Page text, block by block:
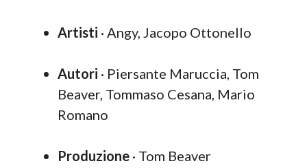
Artisti · Angy, Jacopo Ottonello
Autori · Piersante Maruccia, Tom
Beaver, Tommaso Cesana, Mario
Romano
Produzione · Tom Beaver